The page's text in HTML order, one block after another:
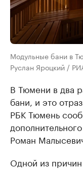
Модульные бани в
Руслан Яроцкий /
В Тюмени в два
бани, и это
РБК Тюмень
Роман
Одной из